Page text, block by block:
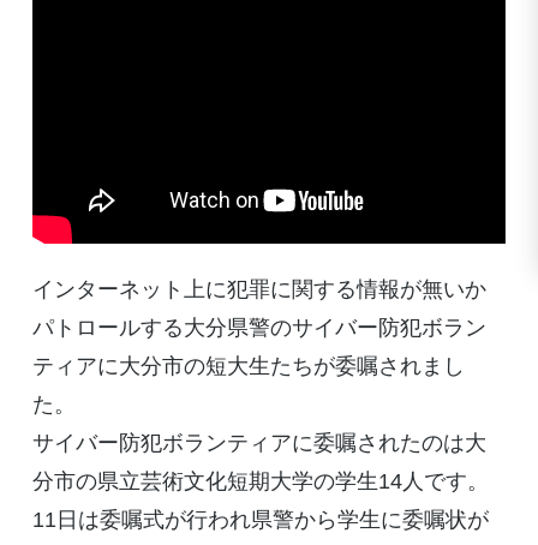
インターネット上に犯罪に関する情報が無いか
パトロールする大分県警のサイバー防犯ボラン
ティアに大分市の短大生たちが委嘱されまし
た。
サイバー防犯ボランティアに委嘱されたのは大
分市の県立芸術文化短期大学の学生14人です。
11日は委嘱式が行われ県警から学生に委嘱状が